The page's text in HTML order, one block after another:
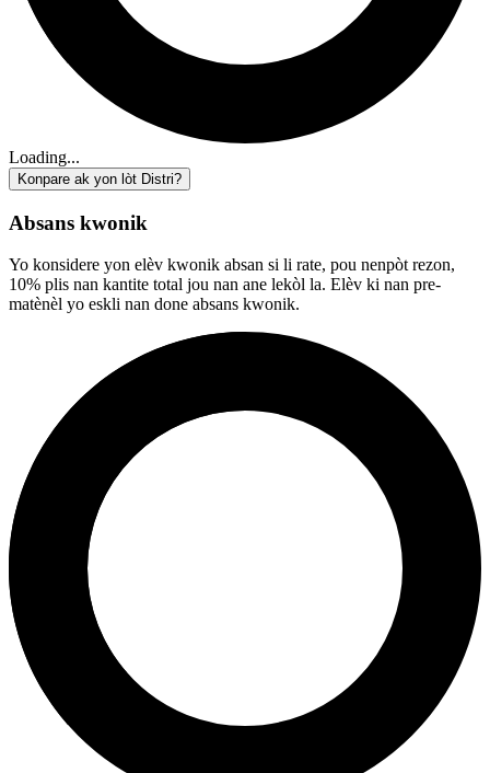
Loading...
Konpare ak yon lòt Distri?
Absans kwonik
Yo konsidere yon elèv kwonik absan si li rate, pou nenpòt rezon,
10% plis nan kantite total jou nan ane lekòl la. Elèv ki nan pre-
matènèl yo eskli nan done absans kwonik.